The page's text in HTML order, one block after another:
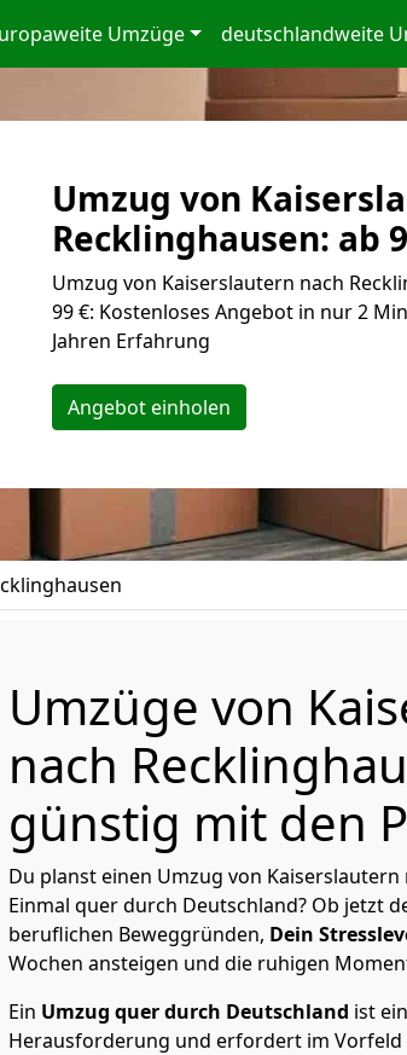
Umzüge deutschlandweite
Umzug von
Recklinghausen: ab
Umzug von Kaiserslautern nach
99 €: Kostenloses Angebot in nur 2
Jahren Erfahrung
Angebot einholen
Umzüge von
nach
günstig mit den
Du planst einen Umzug von Kaiserslautern
Einmal quer durch Deutschland? Ob jetzt
beruflichen Beweggründen, Dein
Wochen ansteigen und die ruhigen
Ein Umzug quer durch Deutschland ist
Herausforderung und erfordert im